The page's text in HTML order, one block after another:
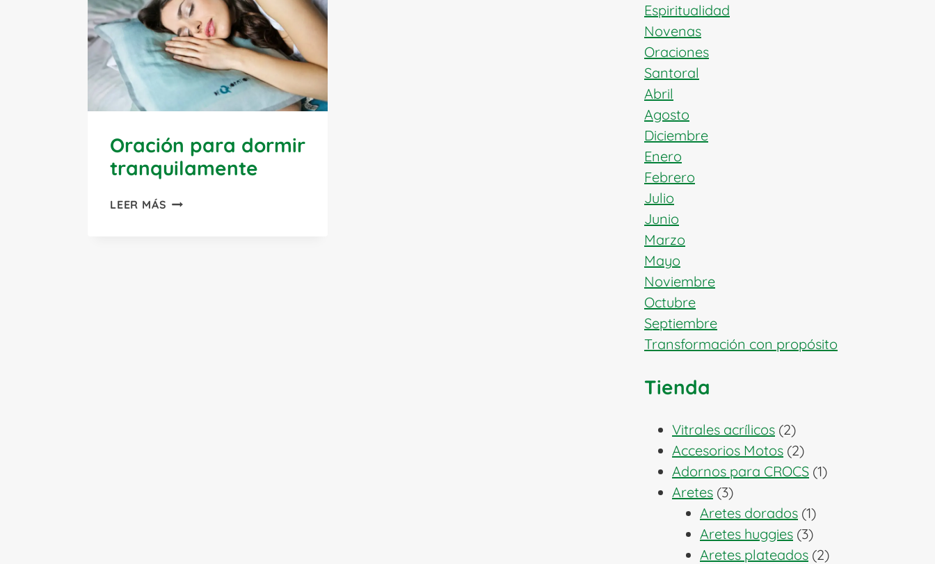
Oración para dormir
tranquilamente
LEER MÁS ORACIÓN
Espiritualidad
Novenas
Oraciones
Santoral
Abril
Agosto
Diciembre
Enero
Febrero
Julio
Junio
Marzo
Mayo
Noviembre
Octubre
Septiembre
Transformación con propósito
Tienda
Vitrales acrílicos 22
productos
Accesorios Motos 22
productos
Adornos para CROCS 11
Aretes 33
productos
Aretes dorados 11
producto
Aretes huggies 33
productos
Aretes plateados 22